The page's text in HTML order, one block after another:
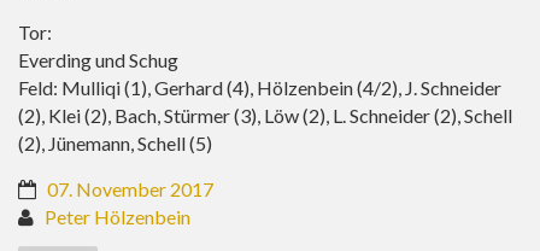
Tor:
Everding und Schug
Feld: Mulliqi (1), Gerhard (4), Hölzenbein (4/2), J. Schneider
(2), Klei (2), Bach, Stürmer (3), Löw (2), L. Schneider (2), Schell
(2), Jünemann, Schell (5)
07. November 2017
Peter Hölzenbein